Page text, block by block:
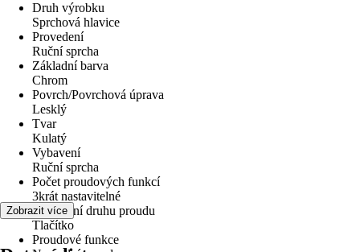
Druh výrobku
Sprchová hlavice
Provedení
Ruční sprcha
Základní barva
Chrom
Povrch/Povrchová úprava
Lesklý
Tvar
Kulatý
Vybavení
Ruční sprcha
Počet proudových funkcí
3krát nastavitelné
Nastavení druhu proudu
Tlačítko
Proudové funkce
Zobrazit více